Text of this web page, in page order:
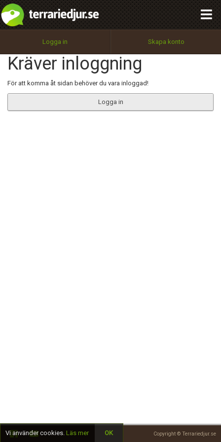
Logga in Skapa konto
Kräver inloggning
För att komma åt sidan behöver du vara inloggad!
Logga in
Copyright © Terrariedjur.se
Utför
100%
OK
integritetspolicy
Namn:
Epost:
Begär nytt lösenord
Tillbaka till förstasidan
Vi använder cookies. Läs mer OK